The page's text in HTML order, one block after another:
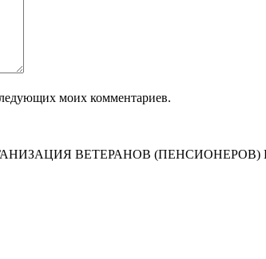
моих комментариев.
ВЕТЕРАНОВ